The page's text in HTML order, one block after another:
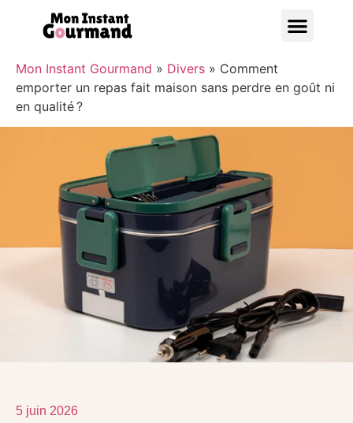
Mon Instant Gourmand » Divers » Comment
emporter un repas fait maison sans perdre en goût ni
en qualité ?
5 juin 2026